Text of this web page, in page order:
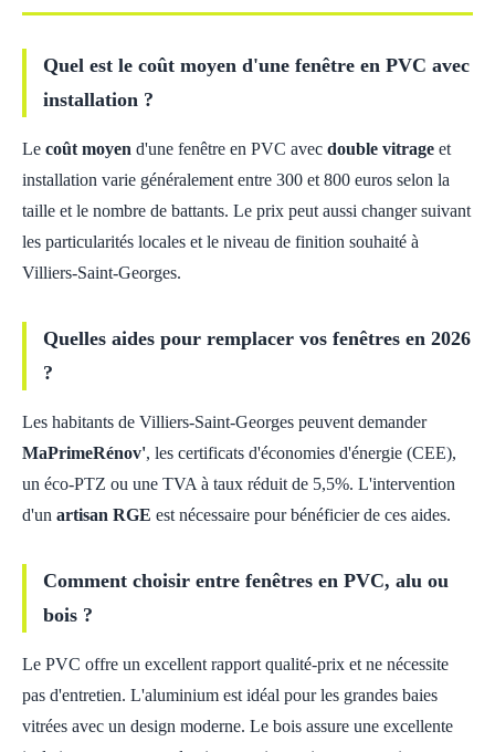
Quel est le coût moyen d'une fenêtre en PVC avec
installation ?
Le coût moyen d'une fenêtre en PVC avec double vitrage et
installation varie généralement entre 300 et 800 euros selon la
taille et le nombre de battants. Le prix peut aussi changer suivant
les particularités locales et le niveau de finition souhaité à
Villiers-Saint-Georges.
Quelles aides pour remplacer vos fenêtres en 2026
?
Les habitants de Villiers-Saint-Georges peuvent demander
MaPrimeRénov', les certificats d'économies d'énergie (CEE),
un éco-PTZ ou une TVA à taux réduit de 5,5%. L'intervention
d'un artisan RGE est nécessaire pour bénéficier de ces aides.
Comment choisir entre fenêtres en PVC, alu ou
bois ?
Le PVC offre un excellent rapport qualité-prix et ne nécessite
pas d'entretien. L'aluminium est idéal pour les grandes baies
vitrées avec un design moderne. Le bois assure une excellente